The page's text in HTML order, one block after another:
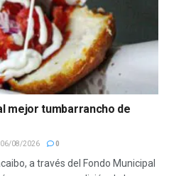
mejor tumbarrancho de
06/08/2026 0
a través del Fondo Municipal